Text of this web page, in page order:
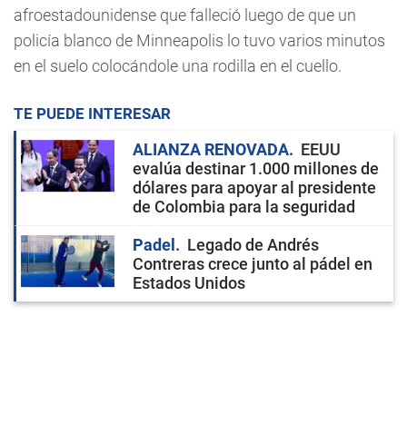
afroestadounidense que falleció luego de que un
policía blanco de Minneapolis lo tuvo varios minutos
en el suelo colocándole una rodilla en el cuello.
TE PUEDE INTERESAR
ALIANZA RENOVADA
EEUU
evalúa destinar 1.000 millones de
dólares para apoyar al presidente
de Colombia para la seguridad
Padel
Legado de Andrés
Contreras crece junto al pádel en
Estados Unidos